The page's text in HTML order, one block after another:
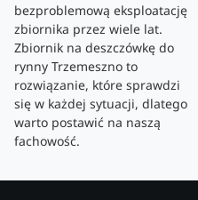
bezproblemową eksploatację
zbiornika przez wiele lat.
Zbiornik na deszczówkę do
rynny Trzemeszno to
rozwiązanie, które sprawdzi
się w każdej sytuacji, dlatego
warto postawić na naszą
fachowość.